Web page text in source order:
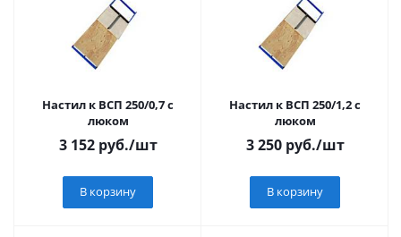
Настил к ВСП 250/0,7 с
люком
3 152руб./шт
В корзину
Настил к ВСП 250/1,2 с
люком
3 250руб./шт
В корзину